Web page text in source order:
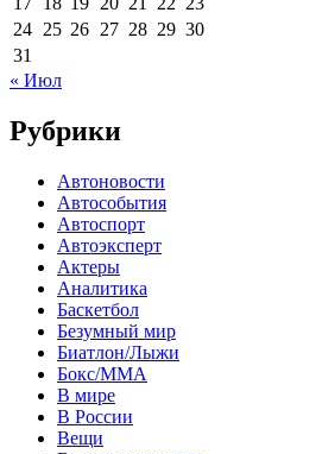
24 25 26 27 28 29 30
31
« Июл
Рубрики
Автоновости
Автособытия
Автоспорт
Автоэксперт
Актеры
Аналитика
Баскетбол
Безумный мир
Биатлон/Лыжи
Бокс/MMA
В мире
В России
Вещи